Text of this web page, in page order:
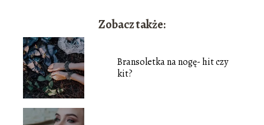
Zobacz także:
Bransoletka na nogę- hit czy
kit?